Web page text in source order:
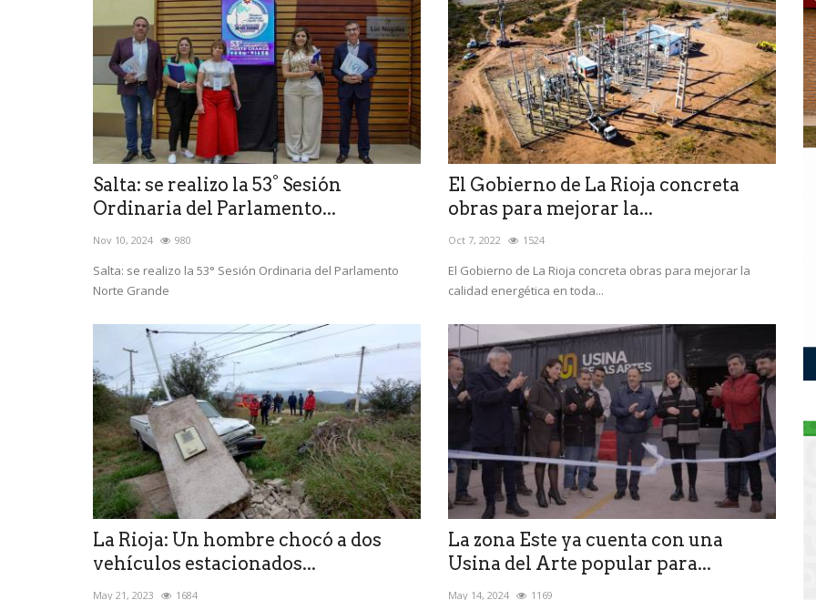
Salta: se realizo la 53° Sesión
Ordinaria del Parlamento...
Nov 10, 2024 980
Salta: se realizo la 53° Sesión Ordinaria del Parlamento
Norte Grande
El Gobierno de La Rioja concreta
obras para mejorar la...
Oct 7, 2022 1524
El Gobierno de La Rioja concreta obras para mejorar la
calidad energética en toda...
La Rioja: Un hombre chocó a dos
vehículos estacionados...
May 21, 2023 1684
La zona Este ya cuenta con una
Usina del Arte popular para...
May 14, 2024 1169